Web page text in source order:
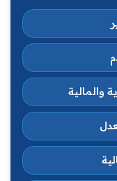
والمالية